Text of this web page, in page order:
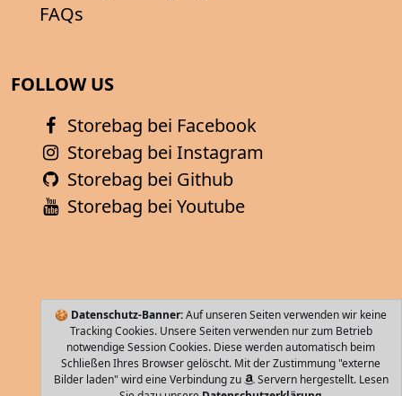
🍪 Datenschutz-Banner:Auf unseren Seiten verwenden wir keine
Tracking Cookies. Unsere Seiten verwenden nur zum Betrieb
notwendige Session Cookies. Diese werden automatisch beim
Schließen Ihres Browser gelöscht. Mit der Zustimmung "externe
Bilder laden" wird eine Verbindung zu
Servern hergestellt. Lesen
FAQs
FOLLOW US
Storebag bei Facebook
Storebag bei Instagram
Storebag bei Github
Storebag bei Youtube